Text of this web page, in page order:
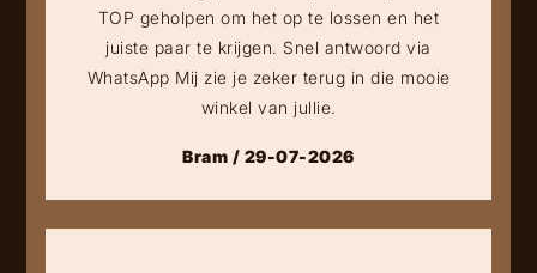
TOP geholpen om het op te lossen en het
juiste paar te krijgen. Snel antwoord via
WhatsApp Mij zie je zeker terug in die mooie
winkel van jullie.
Bram / 29-07-2026